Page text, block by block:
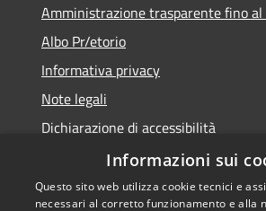
Amministrazione trasparente fino
Albo Pr/etorio
Informativa privacy
Note legali
Dichiarazione di accessibilità
Obiettivi di accessibilità
Informazioni sui
Questo sito web utilizza cookie tecnici e
necessari al corretto funzionamento e alla